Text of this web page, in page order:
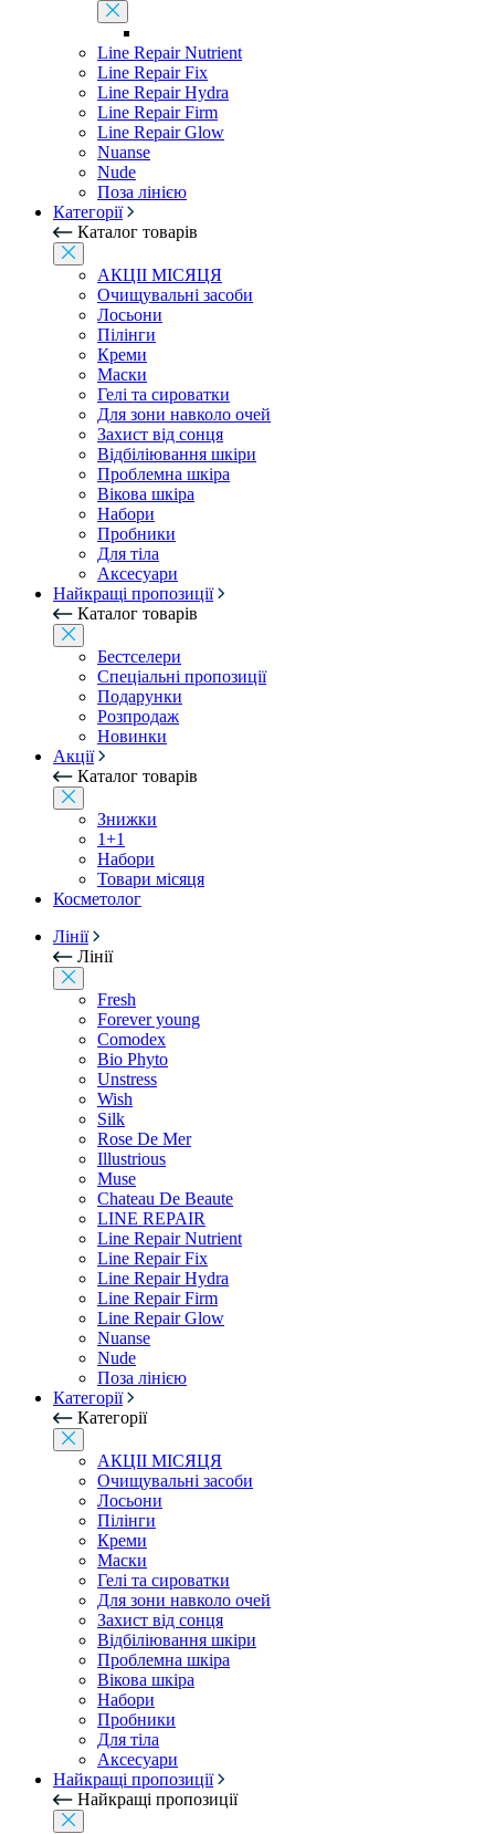
Line Repair Nutrient
Line Repair Fix
Line Repair Hydra
Line Repair Firm
Line Repair Glow
Nuanse
Nude
Поза лінією
Категорії
Каталог товарів
АКЦІІ МІСЯЦЯ
Очищувальні засоби
Лосьони
Пілінги
Креми
Маски
Гелі та сироватки
Для зони навколо очей
Захист від сонця
Відбіліювання шкіри
Проблемна шкіра
Вікова шкіра
Набори
Пробники
Для тіла
Аксесуари
Найкращі пропозиції
Каталог товарів
Бестселери
Спеціальні пропозиції
Подарунки
Розпродаж
Новинки
Акції
Каталог товарів
Знижки
1+1
Набори
Товари місяця
Косметолог
Лінії
Лінії
Fresh
Forever young
Comodex
Bio Phyto
Unstress
Wish
Silk
Rose De Mer
Illustrious
Muse
Chateau De Beaute
LINE REPAIR
Line Repair Nutrient
Line Repair Fix
Line Repair Hydra
Line Repair Firm
Line Repair Glow
Nuanse
Nude
Поза лінією
Категорії
Категорії
АКЦІІ МІСЯЦЯ
Очищувальні засоби
Лосьони
Пілінги
Креми
Маски
Гелі та сироватки
Для зони навколо очей
Захист від сонця
Відбіліювання шкіри
Проблемна шкіра
Вікова шкіра
Набори
Пробники
Для тіла
Аксесуари
Найкращі пропозиції
Найкращі пропозиції